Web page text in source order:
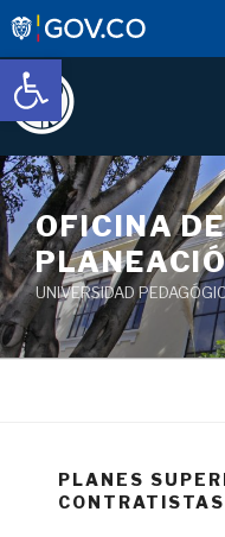
Abrir barra de
OFICINA
UNIVERSIDAD
PLANES